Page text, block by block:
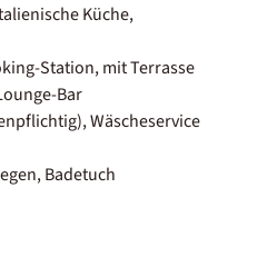
Küche,
Station, mit Terrasse
Bar
Wäscheservice
Badetuch